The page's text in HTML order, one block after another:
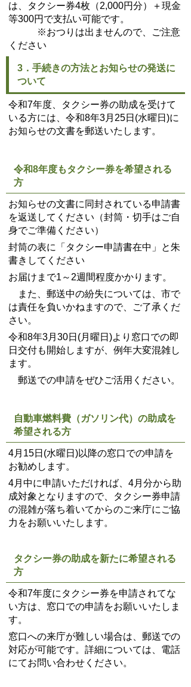
は、タクシー券4枚（2,000円分）＋現金
等300円で支払い可能です。
※おつりは出ませんので、ご注意
ください
3．手続きの方法とお知らせの発送に
ついて
令和7年度、タクシー券の助成を受けて
いる方には、令和8年3月25日(水曜日)に
お知らせの文書を郵送いたします。
令和8年度もタクシー券を希望される
方
お知らせの文書に同封されている申請書
を返送してください（封筒・切手はご自
身でご準備ください）
封筒の表に「タクシー申請書在中」と朱
書きしてください
お届けまで1～2週間程度かかります。
また、郵送中の紛失については、市で
は責任を負いかねますので、ご了承くだ
さい。
令和8年3月30日(月曜日)より窓口での即
日交付も開始しますが、例年大変混雑し
ます。
郵送での申請をぜひご活用ください。
自動車燃料費（ガソリン代）の助成を
希望される方
4月15日(水曜日)以降の窓口での申請を
お勧めします。
4月中に申請いただければ、4月分から助
成対象となりますので、タクシー券申請
の混雑が落ち着いてからのご来庁にご協
力をお願いいたします。
タクシー券の助成を新たに希望される
方
令和7年度にタクシー券を申請されてな
い方は、窓口での申請をお願いいたしま
す。
窓口への来庁が難しい場合は、郵送での
対応が可能です。詳細については、電話
にてお問い合わせください。